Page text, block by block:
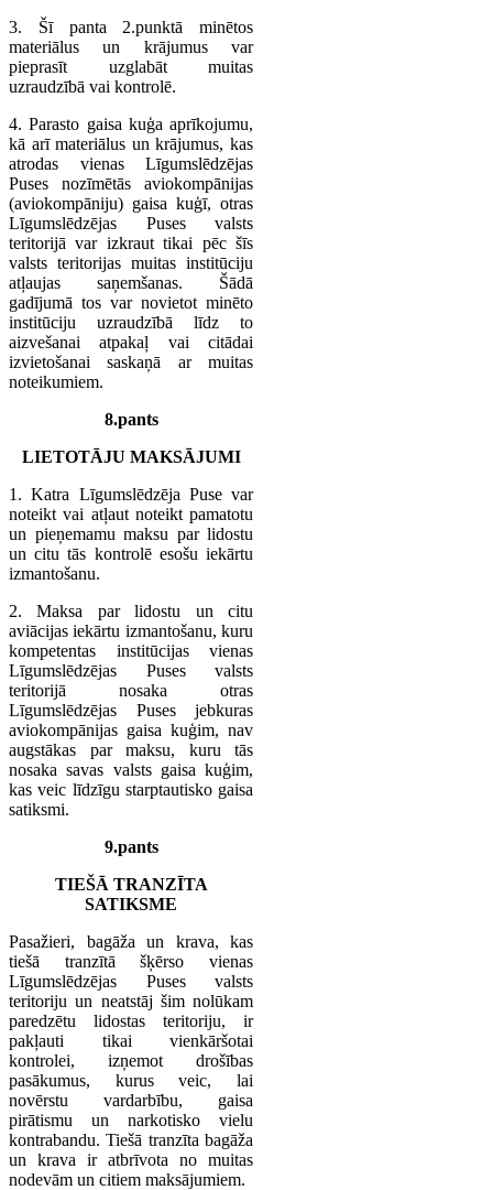
3. Šī panta 2.punktā minētos
materiālus un krājumus var
pieprasīt uzglabāt muitas
uzraudzībā vai kontrolē.
4. Parasto gaisa kuģa aprīkojumu,
kā arī materiālus un krājumus, kas
atrodas vienas Līgumslēdzējas
Puses nozīmētās aviokompānijas
(aviokompāniju) gaisa kuģī, otras
Līgumslēdzējas Puses valsts
teritorijā var izkraut tikai pēc šīs
valsts teritorijas muitas institūciju
atļaujas saņemšanas. Šādā
gadījumā tos var novietot minēto
institūciju uzraudzībā līdz to
aizvešanai atpakaļ vai citādai
izvietošanai saskaņā ar muitas
noteikumiem.
8.pants
LIETOTĀJU MAKSĀJUMI
1. Katra Līgumslēdzēja Puse var
noteikt vai atļaut noteikt pamatotu
un pieņemamu maksu par lidostu
un citu tās kontrolē esošu iekārtu
izmantošanu.
2. Maksa par lidostu un citu
aviācijas iekārtu izmantošanu, kuru
kompetentas institūcijas vienas
Līgumslēdzējas Puses valsts
teritorijā nosaka otras
Līgumslēdzējas Puses jebkuras
aviokompānijas gaisa kuģim, nav
augstākas par maksu, kuru tās
nosaka savas valsts gaisa kuģim,
kas veic līdzīgu starptautisko gaisa
satiksmi.
9.pants
TIEŠĀ TRANZĪTA
SATIKSME
Pasažieri, bagāža un krava, kas
tiešā tranzītā šķērso vienas
Līgumslēdzējas Puses valsts
teritoriju un neatstāj šim nolūkam
paredzētu lidostas teritoriju, ir
pakļauti tikai vienkāršotai
kontrolei, izņemot drošības
pasākumus, kurus veic, lai
novērstu vardarbību, gaisa
pirātismu un narkotisko vielu
kontrabandu. Tiešā tranzīta bagāža
un krava ir atbrīvota no muitas
nodevām un citiem maksājumiem.